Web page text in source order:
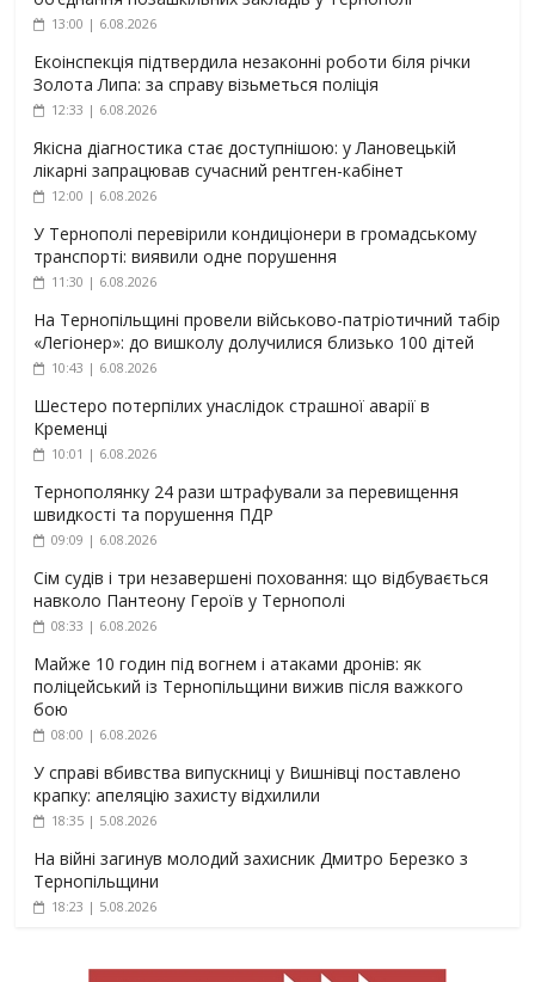
13:00 | 6.08.2026
Екоінспекція підтвердила незаконні роботи біля річки
Золота Липа: за справу візьметься поліція
12:33 | 6.08.2026
Якісна діагностика стає доступнішою: у Лановецькій
лікарні запрацював сучасний рентген-кабінет
12:00 | 6.08.2026
У Тернополі перевірили кондиціонери в громадському
транспорті: виявили одне порушення
11:30 | 6.08.2026
На Тернопільщині провели військово-патріотичний табір
«Легіонер»: до вишколу долучилися близько 100 дітей
10:43 | 6.08.2026
Шестеро потерпілих унаслідок страшної аварії в
Кременці
10:01 | 6.08.2026
Тернополянку 24 рази штрафували за перевищення
швидкості та порушення ПДР
09:09 | 6.08.2026
Сім судів і три незавершені поховання: що відбувається
навколо Пантеону Героїв у Тернополі
08:33 | 6.08.2026
Майже 10 годин під вогнем і атаками дронів: як
поліцейський із Тернопільщини вижив після важкого
бою
08:00 | 6.08.2026
У справі вбивства випускниці у Вишнівці поставлено
крапку: апеляцію захисту відхилили
18:35 | 5.08.2026
На війні загинув молодий захисник Дмитро Березко з
Тернопільщини
18:23 | 5.08.2026